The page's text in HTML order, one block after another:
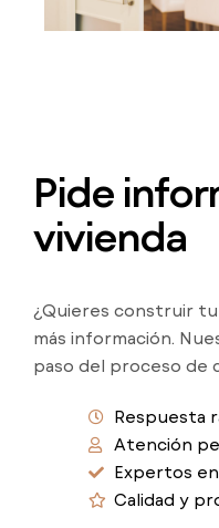
Pide
vivienda
¿Quieres construir
más información.
paso del proceso de
Respuesta
Atención
Expertos
Calidad y